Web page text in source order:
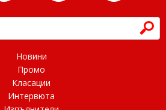
h
Новини
Промо
Класации
Интервюта